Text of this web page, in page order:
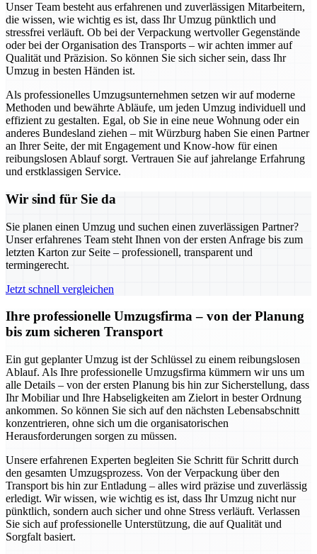
Unser Team besteht aus erfahrenen und zuverlässigen Mitarbeitern,
die wissen, wie wichtig es ist, dass Ihr Umzug pünktlich und
stressfrei verläuft. Ob bei der Verpackung wertvoller Gegenstände
oder bei der Organisation des Transports – wir achten immer auf
Qualität und Präzision. So können Sie sich sicher sein, dass Ihr
Umzug in besten Händen ist.
Als professionelles Umzugsunternehmen setzen wir auf moderne
Methoden und bewährte Abläufe, um jeden Umzug individuell und
effizient zu gestalten. Egal, ob Sie in eine neue Wohnung oder ein
anderes Bundesland ziehen – mit Würzburg haben Sie einen Partner
an Ihrer Seite, der mit Engagement und Know-how für einen
reibungslosen Ablauf sorgt. Vertrauen Sie auf jahrelange Erfahrung
und erstklassigen Service.
Wir sind für Sie da
Sie planen einen Umzug und suchen einen zuverlässigen Partner?
Unser erfahrenes Team steht Ihnen von der ersten Anfrage bis zum
letzten Karton zur Seite – professionell, transparent und
termingerecht.
Jetzt schnell vergleichen
Ihre professionelle Umzugsfirma – von der Planung
bis zum sicheren Transport
Ein gut geplanter Umzug ist der Schlüssel zu einem reibungslosen
Ablauf. Als Ihre professionelle Umzugsfirma kümmern wir uns um
alle Details – von der ersten Planung bis hin zur Sicherstellung, dass
Ihr Mobiliar und Ihre Habseligkeiten am Zielort in bester Ordnung
ankommen. So können Sie sich auf den nächsten Lebensabschnitt
konzentrieren, ohne sich um die organisatorischen
Herausforderungen sorgen zu müssen.
Unsere erfahrenen Experten begleiten Sie Schritt für Schritt durch
den gesamten Umzugsprozess. Von der Verpackung über den
Transport bis hin zur Entladung – alles wird präzise und zuverlässig
erledigt. Wir wissen, wie wichtig es ist, dass Ihr Umzug nicht nur
pünktlich, sondern auch sicher und ohne Stress verläuft. Verlassen
Sie sich auf professionelle Unterstützung, die auf Qualität und
Sorgfalt basiert.